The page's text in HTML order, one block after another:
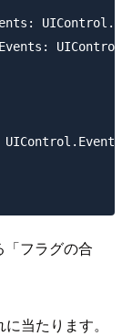
フラグの合
当たります。